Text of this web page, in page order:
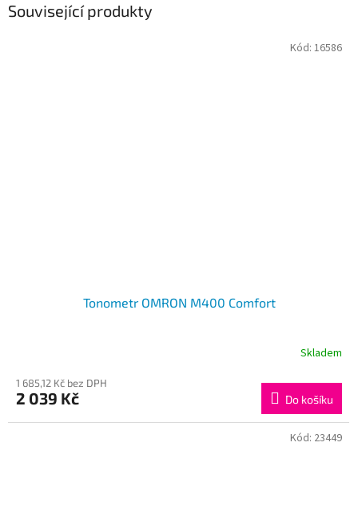
Související produkty
Tonometr OMRON M400 Comfort
Skladem
1 685,12 Kč bez DPH
2 039 Kč Do košíku
Kód: 16586
Kód: 23449